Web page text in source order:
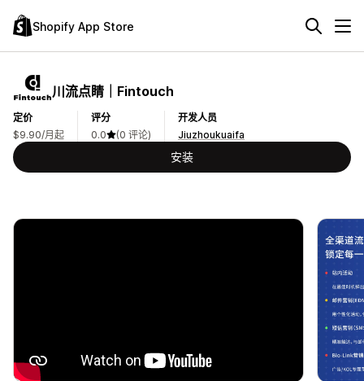
Shopify App Store
川流点睛｜Fintouch
定价
$9.90/月起
评分
0.0
(0 评论)
开发人员
Jiuzhoukuaifa
安装